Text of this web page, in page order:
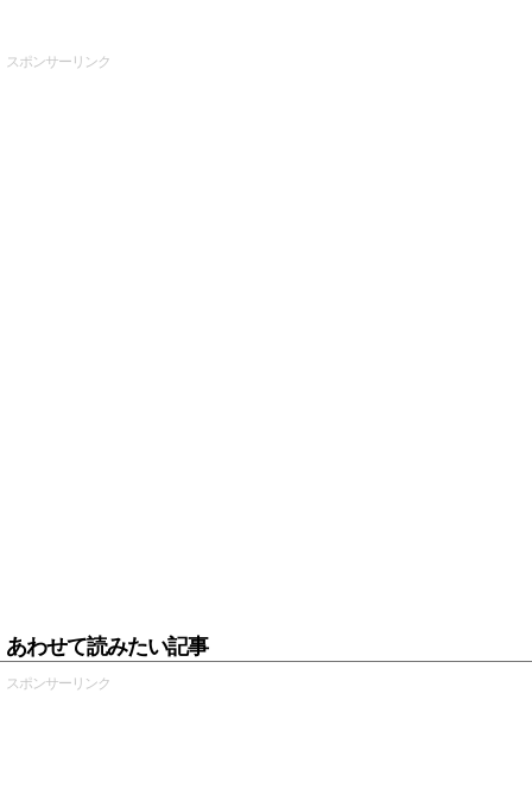
スポンサーリンク
あわせて読みたい記事
スポンサーリンク